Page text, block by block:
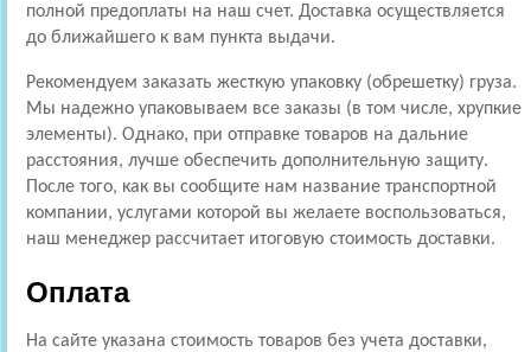
полной предоплаты на наш счет. Доставка осуществляется
до ближайшего к вам пункта выдачи.
Рекомендуем заказать жесткую упаковку (обрешетку) груза.
Мы надежно упаковываем все заказы (в том числе, хрупкие
элементы). Однако, при отправке товаров на дальние
расстояния, лучше обеспечить дополнительную защиту.
После того, как вы сообщите нам название транспортной
компании, услугами которой вы желаете воспользоваться,
наш менеджер рассчитает итоговую стоимость доставки.
Оплата
На сайте указана стоимость товаров без учета доставки,